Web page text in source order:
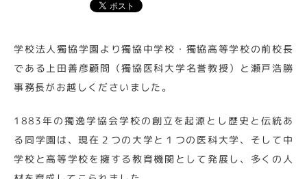
学校法人獨協学園より獨協中学校・獨協高等学校の前校長
である上田善彦顧問（獨協医科大学名誉教授）と瀬戸浩勝
事務長がお越しくださいました。
1883年の獨逸学協会学校の創立を起源とし歴史と伝統あ
る同学園は、現在２つの大学と１つの医科大学、そして中
学校と高等学校を擁する教育機関として発展し、多くの人